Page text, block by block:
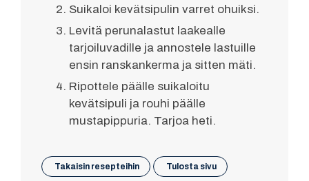
Suikaloi kevätsipulin varret ohuiksi.
Levitä perunalastut laakealle
tarjoiluvadille ja annostele lastuille
ensin ranskankerma ja sitten mäti.
Ripottele päälle suikaloitu
kevätsipuli ja rouhi päälle
mustapippuria. Tarjoa heti.
Takaisin resepteihin Tulosta sivu